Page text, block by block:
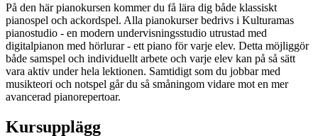
På den här pianokursen kommer du få lära dig både klassiskt
pianospel och ackordspel. Alla pianokurser bedrivs i Kulturamas
pianostudio - en modern undervisningsstudio utrustad med
digitalpianon med hörlurar - ett piano för varje elev. Detta möjliggör
både samspel och individuellt arbete och varje elev kan på så sätt
vara aktiv under hela lektionen. Samtidigt som du jobbar med
musikteori och notspel går du så småningom vidare mot en mer
avancerad pianorepertoar.
Kursupplägg